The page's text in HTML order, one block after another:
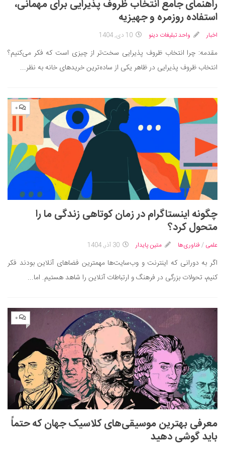
راهنمای جامع انتخاب ظروف پذیرایی برای مهمانی،
استفاده روزمره و جهیزیه
اخبار واحد تبلیغات دینو 10 دی, 1404
مقدمه: چرا انتخاب ظروف پذیرایی سخت‌تر از چیزی است که فکر می‌کنیم؟
انتخاب ظروف پذیرایی در ظاهر یکی از ساده‌ترین خریدهای خانه به نظر...
۰
چگونه اینستاگرام در زمان کوتاهی زندگی ما را
متحول کرد؟
علمی / فناوری‌ها متین پایدار 30 آذر, 1404
اگر به دورانی که اینترنت و وب‌سایت‌ها مهمترین فضاهای آنلاین بودند فکر
کنیم، تحولات بزرگی در فرهنگ و ارتباطات آنلاین را شاهد هستیم. اما...
۰
معرفی بهترین موسیقی‌های کلاسیک جهان که حتماً
باید گوشی دهید